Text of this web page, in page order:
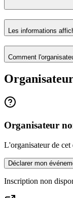
Les informations
Comment
Organisateur
L'organisateur de cet
Déclarer mon
Inscription non